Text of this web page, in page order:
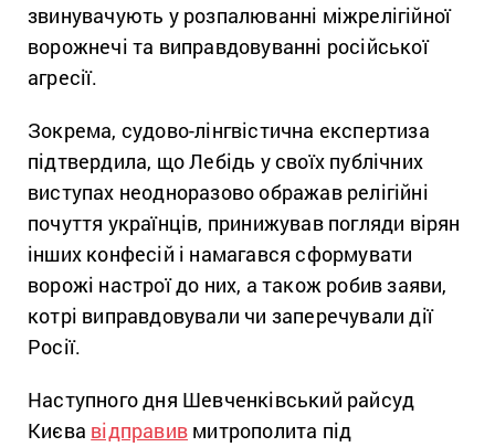
звинувачують у розпалюванні міжрелігійної
ворожнечі та виправдовуванні російської
агресії.
Зокрема, судово-лінгвістична експертиза
підтвердила, що Лебідь у своїх публічних
виступах неодноразово ображав релігійні
почуття українців, принижував погляди вірян
інших конфесій і намагався сформувати
ворожі настрої до них, а також робив заяви,
котрі виправдовували чи заперечували дії
Росії.
Наступного дня Шевченківський райсуд
Києва відправив митрополита під